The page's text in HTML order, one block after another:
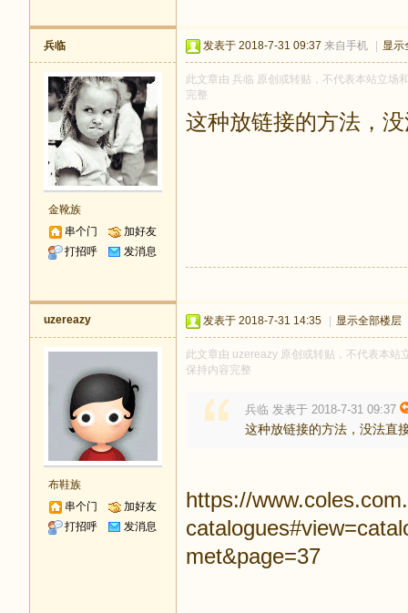
兵临
金靴族
串个门
加好友
打招呼
发消息
发表于 2018-7-31 09:37 来自手机 显示
此文章由 兵临 原创或转贴，不代表本站立场
完整
这种放链接的方法，
uzereazy
布鞋族
串个门
加好友
打招呼
发消息
发表于 2018-7-31 14:35 显示全部楼层
此文章由 uzereazy 原创或转贴，不代表本
保持内容完整
兵临 发表于 2018-7-31 09:37
这种放链接的方法，没法直
https://
met&page=37